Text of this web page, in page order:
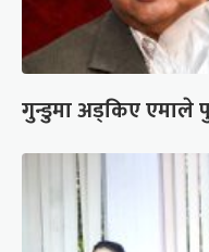
गुन्डुमा अड्किए एमाले